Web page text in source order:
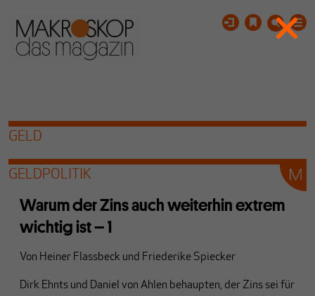
GELD
GELDPOLITIK
Warum der Zins auch weiterhin extrem
wichtig ist – 1
Von Heiner Flassbeck und Friederike Spiecker
Dirk Ehnts und Daniel von Ahlen behaupten, der Zins sei für